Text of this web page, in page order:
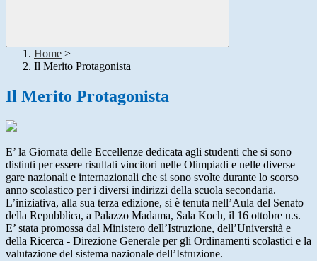
Home >
Il Merito Protagonista
Il Merito Protagonista
E’ la Giornata delle Eccellenze dedicata agli studenti che si sono
distinti per essere risultati vincitori nelle Olimpiadi e nelle diverse
gare nazionali e internazionali che si sono svolte durante lo scorso
anno scolastico per i diversi indirizzi della scuola secondaria.
L’iniziativa, alla sua terza edizione, si è tenuta nell’Aula del Senato
della Repubblica, a Palazzo Madama, Sala Koch, il 16 ottobre u.s.
E’ stata promossa dal Ministero dell’Istruzione, dell’Università e
della Ricerca - Direzione Generale per gli Ordinamenti scolastici e la
valutazione del sistema nazionale dell’Istruzione.